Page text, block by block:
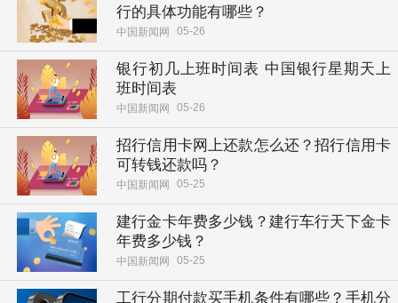
行的具体功能有哪些？
中国新闻网 05-26
银行初几上班时间表 中国银行星期天上
班时间表
中国新闻网 05-26
招行信用卡网上还款怎么还？招行信用卡
可转钱还款吗？
中国新闻网 05-25
建行金卡年费多少钱？建行车行天下金卡
年费多少钱？
中国新闻网 05-25
工行分期付款买手机条件有哪些？手机分